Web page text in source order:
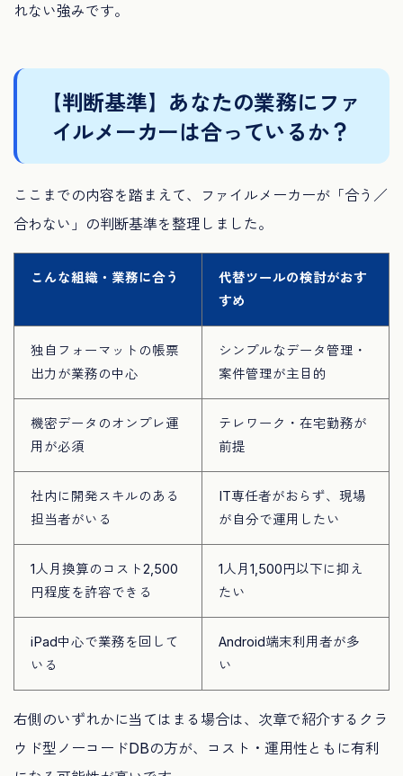
れない強みです。
【判断基準】あなたの業務にファ
イルメーカーは合っているか？
ここまでの内容を踏まえて、ファイルメーカーが「合う／
合わない」の判断基準を整理しました。
こんな組織・業務に合う
代替ツールの検討がおす
すめ
独自フォーマットの帳票
出力が業務の中心
シンプルなデータ管理・
案件管理が主目的
機密データのオンプレ運
用が必須
テレワーク・在宅勤務が
前提
社内に開発スキルのある
担当者がいる
IT専任者がおらず、現場
が自分で運用したい
1人月換算のコスト2,500
円程度を許容できる
1人月1,500円以下に抑え
たい
iPad中心で業務を回して
いる
Android端末利用者が多
い
右側のいずれかに当てはまる場合は、次章で紹介するクラ
ウド型ノーコードDBの方が、コスト・運用性ともに有利